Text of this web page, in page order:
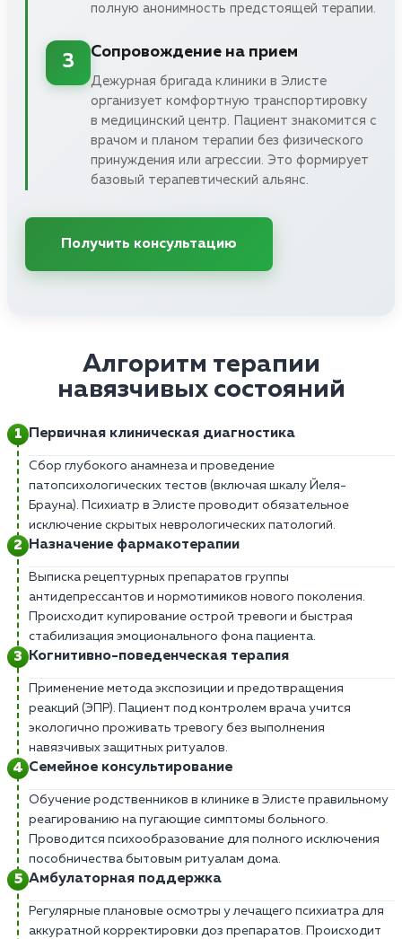
полную анонимность предстоящей терапии.
3
Сопровождение на прием
Дежурная бригада клиники в Элисте
организует комфортную транспортировку
в медицинский центр. Пациент знакомится с
врачом и планом терапии без физического
принуждения или агрессии. Это формирует
базовый терапевтический альянс.
Получить консультацию
Алгоритм терапии
навязчивых состояний
Первичная клиническая диагностика
Сбор глубокого анамнеза и проведение
патопсихологических тестов (включая шкалу Йеля-
Брауна). Психиатр в Элисте проводит обязательное
исключение скрытых неврологических патологий.
Назначение фармакотерапии
Выписка рецептурных препаратов группы
антидепрессантов и нормотимиков нового поколения.
Происходит купирование острой тревоги и быстрая
стабилизация эмоционального фона пациента.
Когнитивно-поведенческая терапия
Применение метода экспозиции и предотвращения
реакций (ЭПР). Пациент под контролем врача учится
экологично проживать тревогу без выполнения
навязчивых защитных ритуалов.
Семейное консультирование
Обучение родственников в клинике в Элисте правильному
реагированию на пугающие симптомы больного.
Проводится психообразование для полного исключения
пособничества бытовым ритуалам дома.
Амбулаторная поддержка
Регулярные плановые осмотры у лечащего психиатра для
аккуратной корректировки доз препаратов. Происходит